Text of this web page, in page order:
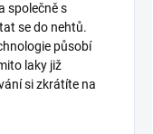
společně s
se do nehtů.
působí
laky již
si zkrátíte na